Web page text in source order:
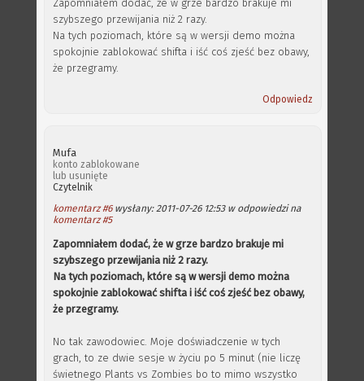
Zapomniałem dodać, że w grze bardzo brakuje mi
szybszego przewijania niż 2 razy.
Na tych poziomach, które są w wersji demo można
spokojnie zablokować shifta i iść coś zjeść bez obawy,
że przegramy.
Odpowiedz
Mufa
konto zablokowane
lub usunięte
Czytelnik
komentarz #6wysłany: 2011-07-26 12:53 w odpowiedzi na
komentarz #5
Zapomniałem dodać, że w grze bardzo brakuje mi
szybszego przewijania niż 2 razy.
Na tych poziomach, które są w wersji demo można
spokojnie zablokować shifta i iść coś zjeść bez obawy,
że przegramy.
No tak zawodowiec. Moje doświadczenie w tych
grach, to ze dwie sesje w życiu po 5 minut (nie liczę
świetnego Plants vs Zombies bo to mimo wszystko